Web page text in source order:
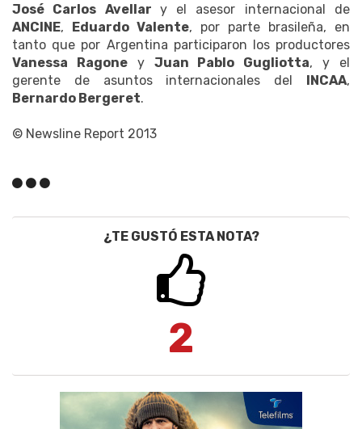
José Carlos Avellar y el asesor internacional de
ANCINE, Eduardo Valente, por parte brasileña, en
tanto que por Argentina participaron los productores
Vanessa Ragoney Juan Pablo Gugliotta, y el
gerente de asuntos internacionales del INCAA,
Bernardo Bergeret.
© Newsline Report 2013
¿TE GUSTÓ ESTA NOTA?
2